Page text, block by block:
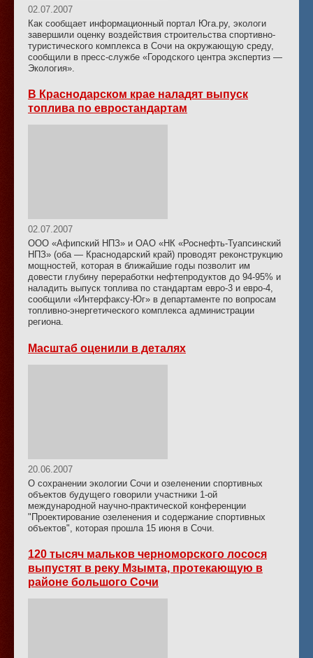
02.07.2007
Как сообщает информационный портал Юга.ру, экологи
завершили оценку воздействия строительства спортивно-
туристического комплекса в Сочи на окружающую среду,
сообщили в пресс-службе «Городского центра экспертиз —
Экология».
В Краснодарском крае наладят выпуск
топлива по евростандартам
02.07.2007
ООО «Афипский НПЗ» и ОАО «НК «Роснефть-Туапсинский
НПЗ» (оба — Краснодарский край) проводят реконструкцию
мощностей, которая в ближайшие годы позволит им
довести глубину переработки нефтепродуктов до 94-95% и
наладить выпуск топлива по стандартам евро-3 и евро-4,
сообщили «Интерфаксу-Юг» в департаменте по вопросам
топливно-энергетического комплекса администрации
региона.
Масштаб оценили в деталях
20.06.2007
О сохранении экологии Сочи и озеленении спортивных
объектов будущего говорили участники 1-ой
международной научно-практической конференции
"Проектирование озеленения и содержание спортивных
объектов", которая прошла 15 июня в Сочи.
120 тысяч мальков черноморского лосося
выпустят в реку Мзымта, протекающую в
районе большого Сочи